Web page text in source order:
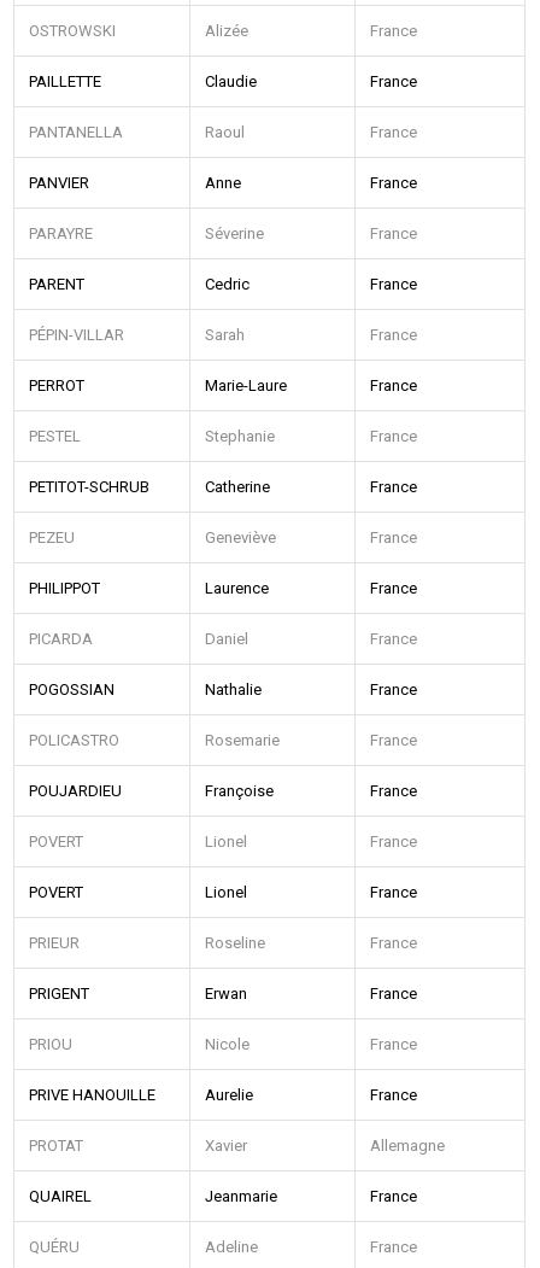
OSTROWSKI Alizée France
PAILLETTE Claudie France
PANTANELLA Raoul France
PANVIER Anne France
PARAYRE Séverine France
PARENT Cedric France
PÉPIN-VILLAR Sarah France
PERROT Marie-Laure France
PESTEL Stephanie France
PETITOT-SCHRUB Catherine France
PEZEU Geneviève France
PHILIPPOT Laurence France
PICARDA Daniel France
POGOSSIAN Nathalie France
POLICASTRO Rosemarie France
POUJARDIEU Françoise France
POVERT Lionel France
POVERT Lionel France
PRIEUR Roseline France
PRIGENT Erwan France
PRIOU Nicole France
PRIVE HANOUILLE Aurelie France
PROTAT Xavier Allemagne
QUAIREL Jeanmarie France
QUÉRU Adeline France